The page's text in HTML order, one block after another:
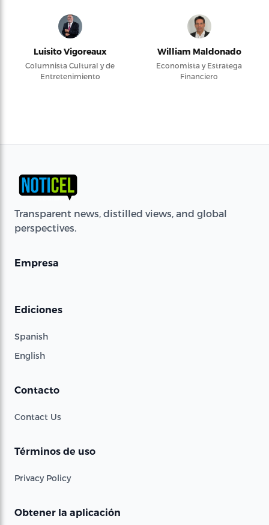
Luisito Vigoreaux
Columnista Cultural y de
Entretenimiento
William Maldonado
Economista y Estratega
Financiero
Transparent news, distilled views, and global
perspectives.
Empresa
Ediciones
Spanish
English
Contacto
Contact Us
Términos de uso
Privacy Policy
Obtener la aplicación